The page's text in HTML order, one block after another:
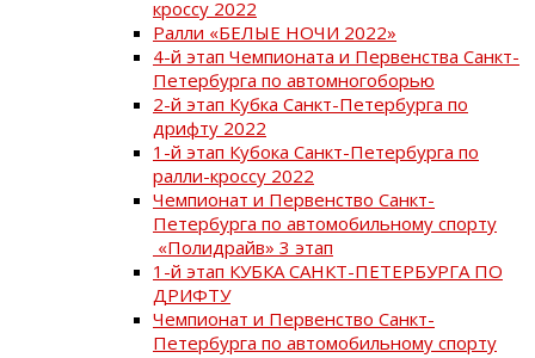
кроссу 2022
Ралли «БЕЛЫЕ НОЧИ 2022»
4-й этап Чемпионата и Первенства Санкт-
Петербурга по автомногоборью
2-й этап Кубка Санкт-Петербурга по
дрифту 2022
1-й этап Кубока Санкт-Петербурга по
ралли-кроссу 2022
Чемпионат и Первенство Санкт-
Петербурга по автомобильному спорту
«Полидрайв» 3 этап
1-й этап КУБКА САНКТ-ПЕТЕРБУРГА ПО
ДРИФТУ
Чемпионат и Первенство Санкт-
Петербурга по автомобильному спорту